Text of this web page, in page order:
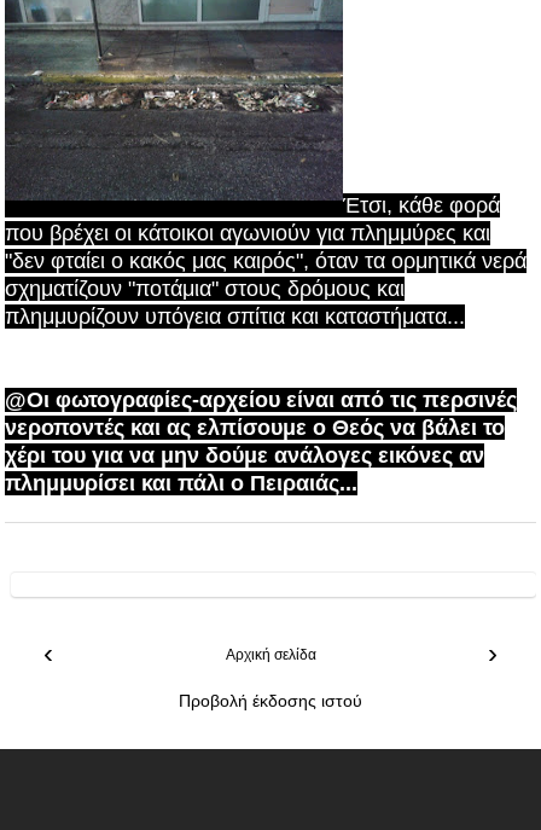
Έτσι, κάθε φορά
που βρέχει οι κάτοικοι αγωνιούν για πλημμύρες και
"δεν φταίει ο κακός μας καιρός", όταν τα ορμητικά νερά
σχηματίζουν "ποτάμια" στους δρόμους και
πλημμυρίζουν υπόγεια σπίτια και καταστήματα...
@Οι φωτογραφίες-αρχείου είναι από τις περσινές
νεροποντές και ας ελπίσουμε ο Θεός να βάλει το
χέρι του για να μην δούμε ανάλογες εικόνες αν
πλημμυρίσει και πάλι ο Πειραιάς...
‹ ›
Αρχική σελίδα
Προβολή έκδοσης ιστού